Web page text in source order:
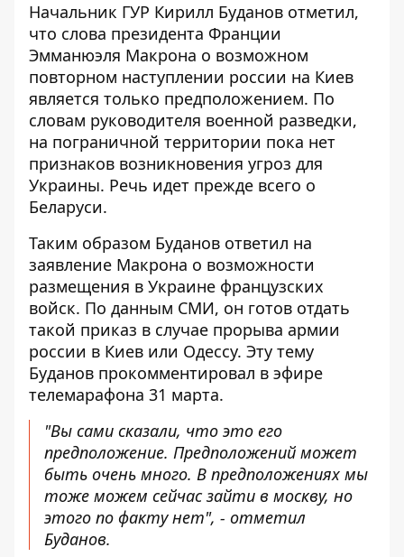
Начальник ГУР Кирилл Буданов отметил,
что слова президента Франции
Эмманюэля Макрона о возможном
повторном наступлении россии на Киев
является только предположением. По
словам руководителя военной разведки,
на пограничной территории пока нет
признаков возникновения угроз для
Украины. Речь идет прежде всего о
Беларуси.
Таким образом Буданов ответил на
заявление Макрона о возможности
размещения в Украине французских
войск. По данным СМИ, он готов отдать
такой приказ в случае прорыва армии
россии в Киев или Одессу. Эту тему
Буданов прокомментировал в эфире
телемарафона 31 марта.
"Вы сами сказали, что это его
предположение. Предположений может
быть очень много. В предположениях мы
тоже можем сейчас зайти в москву, но
этого по факту нет", - отметил
Буданов.